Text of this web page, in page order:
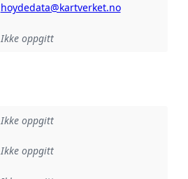
hoydedata@kartverket.no
Ikke oppgitt
Ikke oppgitt
:
Ikke oppgitt